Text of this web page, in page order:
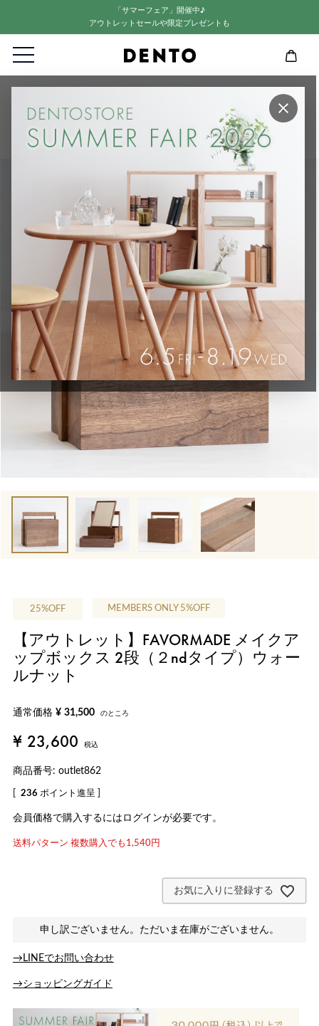
「サマーフェア」開催中♪
アウトレットセールや限定プレゼントも
×
【アウトレット】FAVORMADE メイクアップボックス 2段（２ndタイプ）
ウォールナット
25%OFF MEMBERS ONLY 5%OFF
【アウトレット】FAVORMADE メイクア
ップボックス 2段（２ndタイプ）ウォー
ルナット
通常価格 ¥ 31,500 のところ
¥ 23,600 税込
商品番号 outlet862
236 ポイント進呈 ]
会員価格で購入するにはログインが必要です。
送料パターン 複数購入でも1,540円
お気に入りに登録する
申し訳ございません。ただいま在庫がございません。
→LINEでお問い合わせ
→ショッピングガイド